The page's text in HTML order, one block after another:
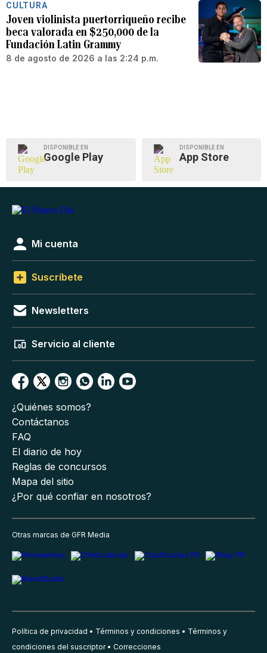
CULTURA
Joven violinista puertorriqueño recibe
beca valorada en $250,000 de la
Fundación Latin Grammy
8 de agosto de 2026 a las 2:24 p.m.
DISPONIBLE EN
Google Play
DISPONIBLE EN
App Store
Mi cuenta
Suscríbete
Newsletters
Servicio al cliente
¿Quiénes somos?
Contáctanos
FAQ
El diario de hoy
Reglas de concursos
Mapa del sitio
¿Por qué confiar en nosotros?
Otras marcas de GFR Media
Política de privacidad Términos y condiciones
Términos y
condiciones del suscriptor
Correcciones